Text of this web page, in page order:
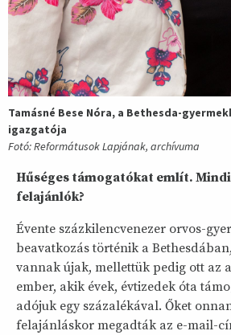
Tamásné Bese Nóra, a Bethesda-
igazgatója
Fotó: Reformátusok Lapjának, archívuma
Hűséges támogatókat említ.
felajánlók?
Évente százkilencvenezer orvos-
beavatkozás történik a
vannak újak, mellettük pedig ott az
ember, akik évek, évtizedek óta
adójuk egy százalékával. Őket
felajánláskor megadták az e-mail-